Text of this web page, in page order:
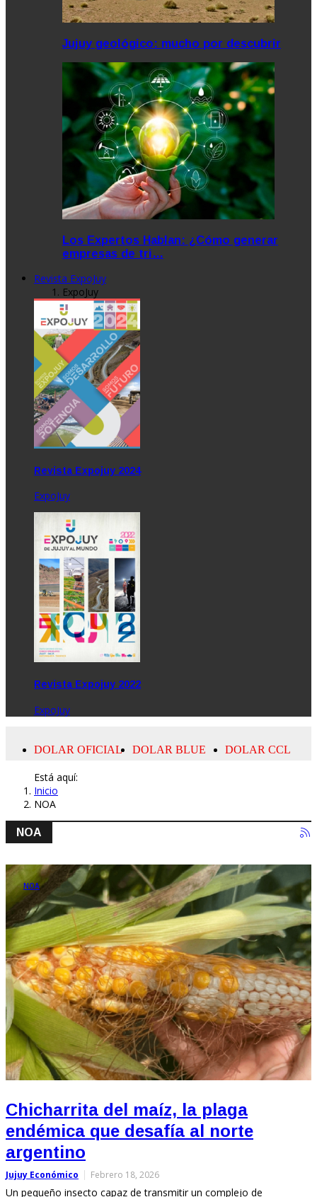
Jujuy geológico: mucho por descubrir
Los Expertos Hablan: ¿Cómo generar
empresas de tri…
Revista ExpoJuy
ExpoJuy
Revista Expojuy 2024
ExpoJuy
Revista Expojuy 2022
ExpoJuy
Está aquí:
Inicio
NOA
NOA
NOA
Chicharrita del maíz, la plaga
endémica que desafía al norte
argentino
Jujuy Económico Febrero 18, 2026
Un pequeño insecto capaz de transmitir un complejo de